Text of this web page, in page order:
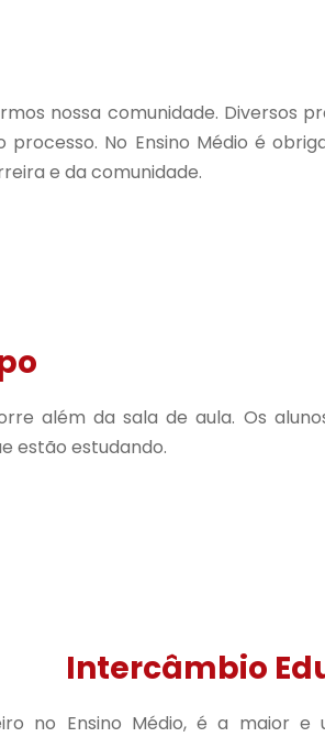
nossa comunidade. Diversos
No Ensino Médio é
e da comunidade.
além da sala de aula. Os
estão estudando.
Intercâmbio
no Ensino Médio, é a maior e